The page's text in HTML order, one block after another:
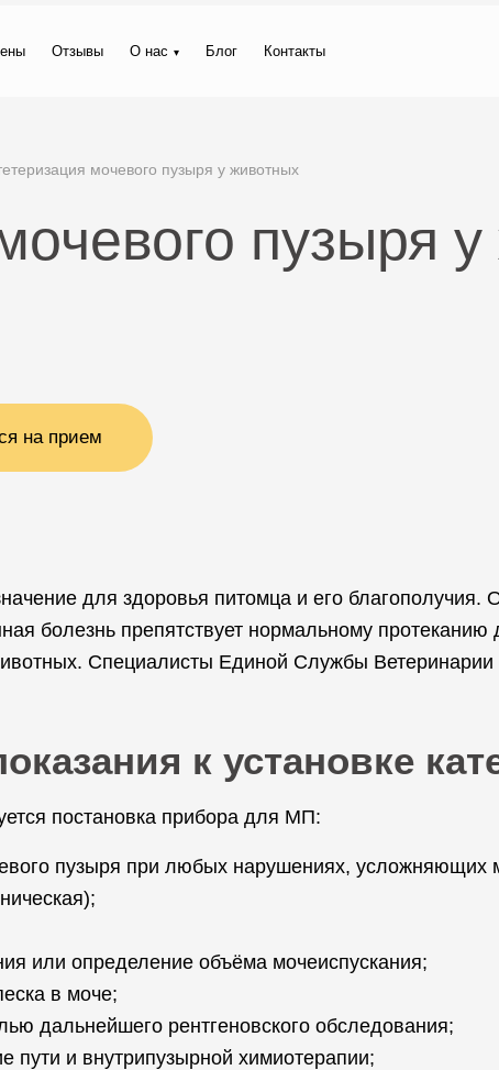
Отзывы О нас Блог Контакты
мочевого пузыря у животных
пузыря
на прием
для здоровья питомца и его благополучия.
болезнь препятствует нормальному
Специалисты Единой Службы
к установке
постановка прибора для МП:
пузыря при любых нарушениях, усложняющих
или определение объёма мочеиспускания;
в моче;
дальнейшего рентгеновского обследования;
и внутрипузырной химиотерапии;